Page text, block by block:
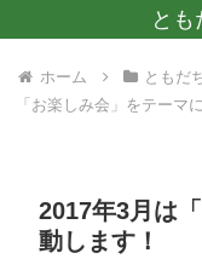
と
ホーム ともだ
「お楽しみ会」をテーマ
2017年3月は
動します！